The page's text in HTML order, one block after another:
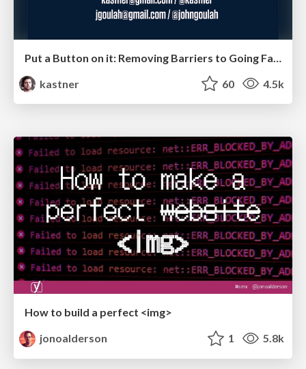
kastner
60 4.5k
How to build a perfect <img>
jonoalderson
1 5.8k